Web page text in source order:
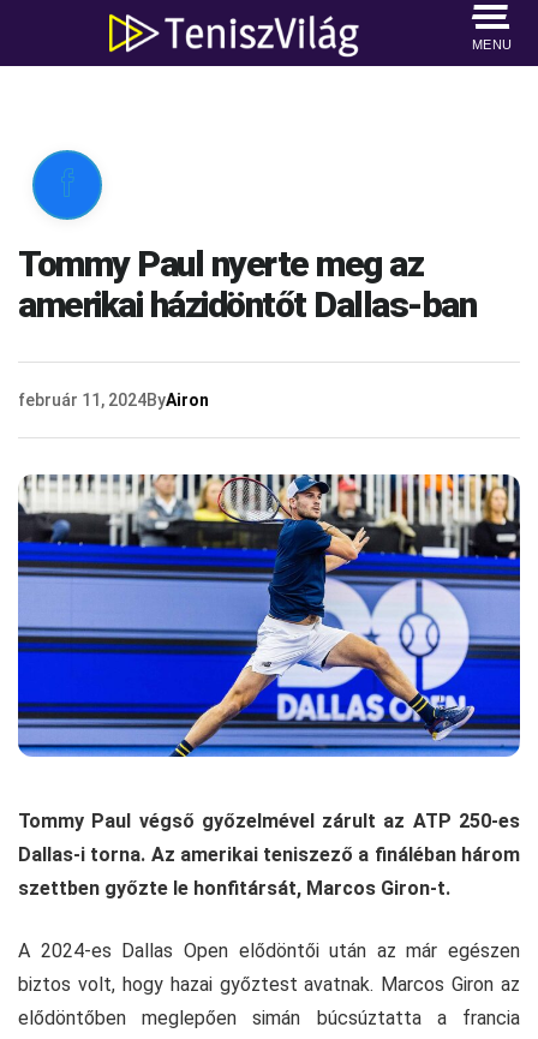
MENU

Tommy Paul nyerte meg az
amerikai házidöntőt Dallas-ban
február 11, 2024ByAiron
Tommy Paul végső győzelmével zárult az ATP 250-es
Dallas-i torna. Az amerikai teniszező a fináléban három
szettben győzte le honfitársát, Marcos Giron-t.
A 2024-es Dallas Open elődöntői után az már egészen
biztos volt, hogy hazai győztest avatnak. Marcos Giron az
elődöntőben meglepően simán búcsúztatta a francia